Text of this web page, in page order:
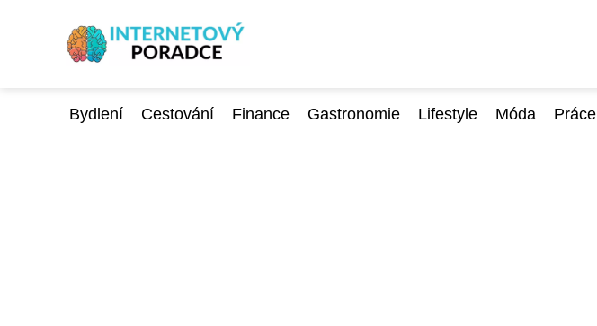
Bydlení Cestování Finance Gastronomie Lifestyle Móda Práce